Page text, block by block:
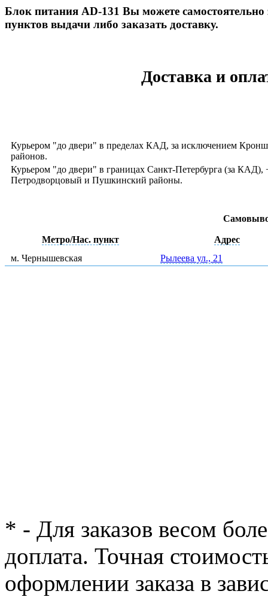
Блок питания AD-131 Вы можете
пунктов выдачи либо заказать доставку.
Доставка и
Курьером "до двери" в пределах КАД, за исключением
районов.
Курьером "до двери" в границах Санкт-Петербурга (за
Петродворцовый и Пушкинский районы.
Метро/Нас. пункт
Адрес
м. Чернышевская
Рылеева ул., 21
* - Для заказов весом
доплата. Точная
оформлении заказа в